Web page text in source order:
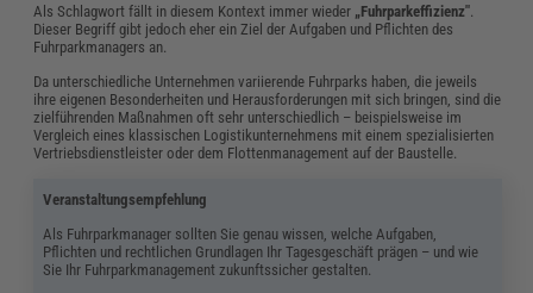
Als Schlagwort fällt in diesem Kontext immer wieder „Fuhrparkeffizienz"
Dieser Begriff gibt jedoch eher ein Ziel der Aufgaben und Pflichten des
Fuhrparkmanagers an.
Da unterschiedliche Unternehmen variierende Fuhrparks haben, die jeweils
ihre eigenen Besonderheiten und Herausforderungen mit sich bringen, sind die
zielführenden Maßnahmen oft sehr unterschiedlich – beispielsweise im
Vergleich eines klassischen Logistikunternehmens mit einem spezialisierten
Vertriebsdienstleister oder dem Flottenmanagement auf der Baustelle.
Veranstaltungsempfehlung
Als Fuhrparkmanager sollten Sie genau wissen, welche Aufgaben,
Pflichten und rechtlichen Grundlagen Ihr Tagesgeschäft prägen – und wie
Sie Ihr Fuhrparkmanagement zukunftssicher gestalten.